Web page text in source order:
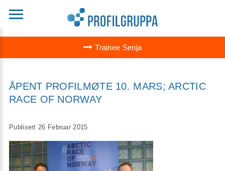
Trainee Senja
ÅPENT PROFILMØTE 10. MARS; ARCTIC
RACE OF NORWAY
Publisert 26 Februar 2015